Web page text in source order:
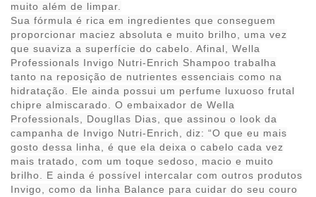
muito além de limpar.
Sua fórmula é rica em ingredientes que conseguem
proporcionar maciez absoluta e muito brilho, uma vez
que suaviza a superfície do cabelo. Afinal, Wella
Professionals Invigo Nutri-Enrich Shampoo trabalha
tanto na reposição de nutrientes essenciais como na
hidratação. Ele ainda possui um perfume luxuoso frutal
chipre almiscarado. O embaixador de Wella
Professionals, Dougllas Dias, que assinou o look da
campanha de Invigo Nutri-Enrich, diz: “O que eu mais
gosto dessa linha, é que ela deixa o cabelo cada vez
mais tratado, com um toque sedoso, macio e muito
brilho. E ainda é possível intercalar com outros produtos
Invigo, como da linha Balance para cuidar do seu couro